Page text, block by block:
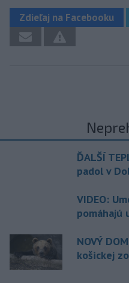
Zdieľaj na Facebooku
ĎALŠÍ
padol v
VIDEO:
pomáhajú
NOVÝ
košickej